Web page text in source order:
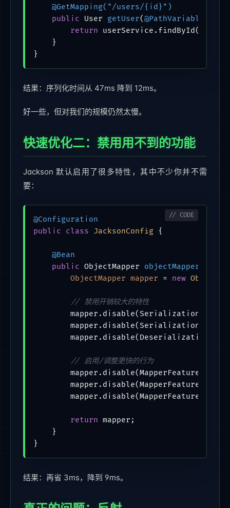
@GetMapping("/users/{id}")
public User getUser(@PathVariable
return userService.findById(id);
    }
}
结果：序列化时间从 47ms 降到 12ms。
好一些，但对我们的规模仍然太慢。
快速优化二：禁用用不到的功能
Jackson 默认启用了很多特性，其中不少你并不需
要：
@Configuration
public
class JacksonConfig {
@Bean
public ObjectMapper objectMapper
ObjectMapper mapper = new
// 禁用开销较大的特性
// 启用/调整更快的行为
return mapper;
    }
}
结果：再省 3ms，降到 9ms。